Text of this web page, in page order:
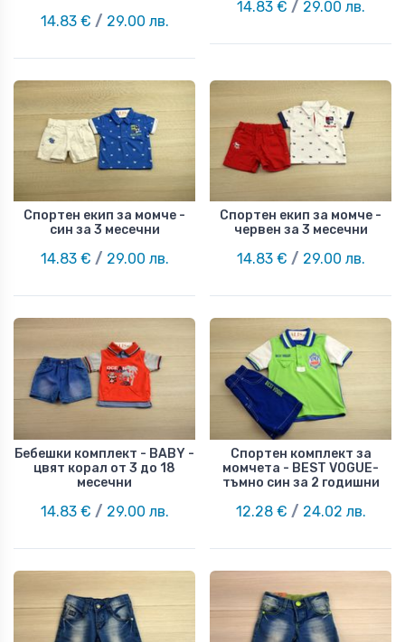
14.83 € / 29.00 лв.
14.83 € / 29.00 лв.
Спортен екип за момче -
син за 3 месечни
14.83 € / 29.00 лв.
Спортен екип за момче -
червен за 3 месечни
14.83 € / 29.00 лв.
Бебешки комплект - BABY -
цвят корал от 3 до 18
месечни
14.83 € / 29.00 лв.
Спортен комплект за
момчета - BEST VOGUE-
тъмно син за 2 годишни
12.28 € / 24.02 лв.